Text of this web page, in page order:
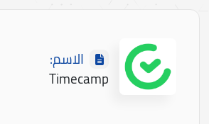
الاسم:
Timecamp